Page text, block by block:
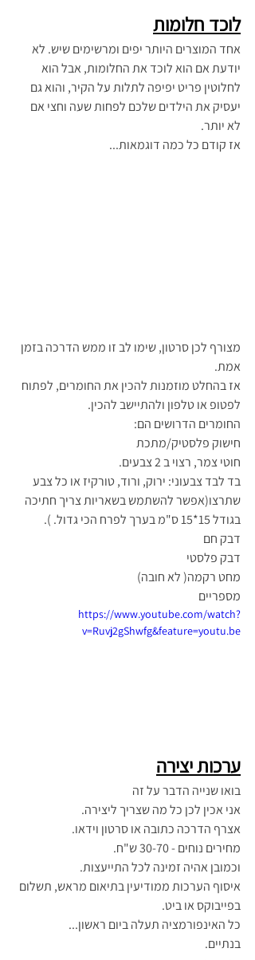
לוכד חלומות
אחד המוצרים היותר יפים ומרשימים שיש. לא
יודעת אם הוא לוכד את החלומות, אבל הוא
לחלוטין פריט יפיפה לתלות על הקיר, והוא גם
יעסיק את הילדים שלכם לפחות שעה וחצי אם
לא יותר.
אז קודם כל כמה דוגמאות...
מצורף לכן סרטון, שימו לב זו ממש הדרכה בזמן
אמת.
אז בהחלט מוזמנות להכין את החומרים, לפתוח
לפטופ או טלפון ולהתיישב להכין.
החומרים הדרושים הם:
חישוק פלסטיק/מתכת
חוטי צמר, רצוי ב 2 צבעים.
בד לבד צבעוני: ירוק, ורוד, טורקיז או כל צבע
שתרצו(אפשר להשתמש בשאריות צריך חתיכה
בגודל 15*15 ס"מ בערך לפרח הכי גדול. ).
דבק חם
דבק פלסטי
מחט רקמה( לא חובה)
מספריים
https://www.youtube.com/watch?
v=Ruvj2gShwfg&feature=youtu.be
ערכות יצירה
בואו שנייה הדבר על זה
אני אכין לכן כל מה שצריך ליצירה.
אצרף הדרכה כתובה או סרטון וידאו.
מחירים נוחים - 30-70 ש"ח.
וכמובן אהיה זמינה לכל התייעצות.
איסוף הערכות ממודיעין בתיאום מראש, תשלום
בפייבוקס או ביט.
כל האינפורמציה תעלה ביום ראשון...
בנתיים.